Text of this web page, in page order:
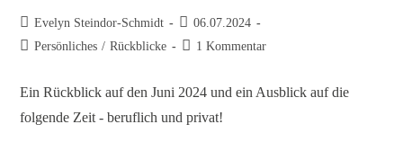
Evelyn Steindor-Schmidt
06.07.2024
Persönliches / Rückblicke 1 Kommentar
Ein Rückblick auf den Juni 2024 und ein Ausblick auf die
folgende Zeit - beruflich und privat!